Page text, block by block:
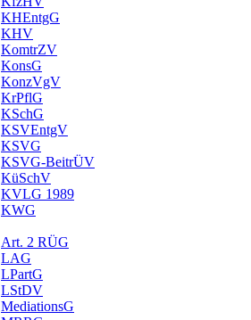
KHEntgG
KHV
KomtrZV
KonsG
KonzVgV
KrPflG
KSchG
KSVEntgV
KSVG
KSVG-BeitrÜV
KüSchV
KVLG 1989
KWG
Art. 2 RÜG
LAG
LPartG
LStDV
MediationsG